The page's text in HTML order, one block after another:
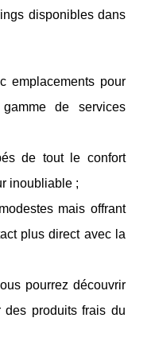
disponibles dans
emplacements pour
de services
de tout le confort
inoubliable ;
mais offrant
plus direct avec la
pourrez découvrir
des produits frais du